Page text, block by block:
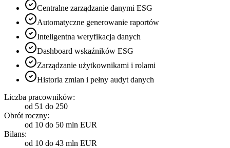
Centralne zarządzanie danymi ESG
Automatyczne generowanie raportów
Inteligentna weryfikacja danych
Dashboard wskaźników ESG
Zarządzanie użytkownikami i rolami
Historia zmian i pełny audyt danych
Liczba pracowników:
od 51 do 250
Obrót roczny:
od 10 do 50 mln EUR
Bilans:
od 10 do 43 mln EUR